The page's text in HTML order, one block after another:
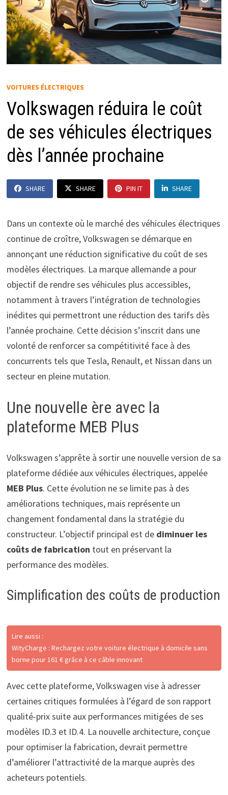
VOITURES ÉLECTRIQUES
Volkswagen réduira le coût
de ses véhicules électriques
dès l’année prochaine
SHARE SHARE PIN IT SHARE
Dans un contexte où le marché des véhicules électriques
continue de croître, Volkswagen se démarque en
annonçant une réduction significative du coût de ses
modèles électriques. La marque allemande a pour
objectif de rendre ses véhicules plus accessibles,
notamment à travers l’intégration de technologies
inédites qui permettront une réduction des tarifs dès
l’année prochaine. Cette décision s’inscrit dans une
volonté de renforcer sa compétitivité face à des
concurrents tels que Tesla, Renault, et Nissan dans un
secteur en pleine mutation.
Une nouvelle ère avec la
plateforme MEB Plus
Volkswagen s’apprête à sortir une nouvelle version de sa
plateforme dédiée aux véhicules électriques, appelée
MEB Plus. Cette évolution ne se limite pas à des
améliorations techniques, mais représente un
changement fondamental dans la stratégie du
constructeur. L’objectif principal est de diminuer les
coûts de fabrication tout en préservant la
performance des modèles.
Simplification des coûts de production
Lire aussi :
WityCharge : Rechargez votre voiture électrique à domicile sans
borne pour 161 € grâce à ce câble innovant
Avec cette plateforme, Volkswagen vise à adresser
certaines critiques formulées à l’égard de son rapport
qualité-prix suite aux performances mitigées de ses
modèles ID.3 et ID.4. La nouvelle architecture, conçue
pour optimiser la fabrication, devrait permettre
d’améliorer l’attractivité de la marque auprès des
acheteurs potentiels.